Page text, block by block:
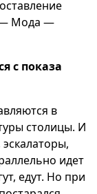
— Мода —
с показа
в
столицы. И
идет
едут. Но при